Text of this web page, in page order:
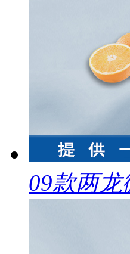
09款两